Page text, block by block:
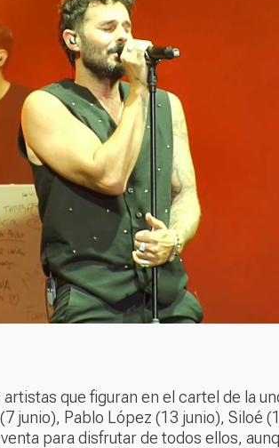
que figuran en el cartel de la
junio), Pablo López (13 junio), Siloé
para disfrutar de todos ellos,